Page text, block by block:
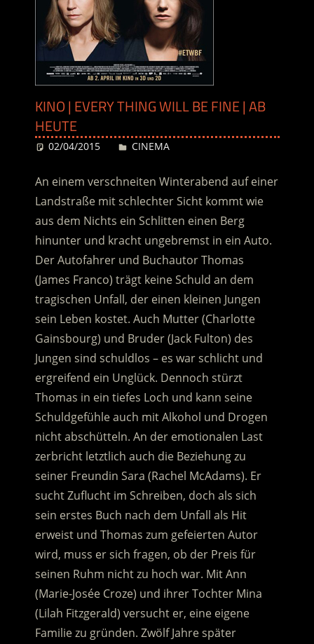
KINO | EVERY THING WILL BE FINE | AB
HEUTE
02/04/2015 Desiree
CINEMA
An einem verschneiten Winterabend auf einer
Landstraße mit schlechter Sicht kommt wie
aus dem Nichts ein Schlitten einen Berg
hinunter und kracht ungebremst in ein Auto.
Der Autofahrer und Buchautor Thomas
(James Franco) trägt keine Schuld an dem
tragischen Unfall, der einen kleinen Jungen
sein Leben kostet. Auch Mutter (Charlotte
Gainsbourg) und Bruder (Jack Fulton) des
Jungen sind schuldlos – es war schlicht und
ergreifend ein Unglück. Dennoch stürzt
Thomas in ein tiefes Loch und kann seine
Schuldgefühle auch mit Alkohol und Drogen
nicht abschütteln. An der emotionalen Last
zerbricht letztlich auch die Beziehung zu
seiner Freundin Sara (Rachel McAdams). Er
sucht Zuflucht im Schreiben, doch als sich
sein erstes Buch nach dem Unfall als Hit
erweist und Thomas zum gefeierten Autor
wird, muss er sich fragen, ob der Preis für
seinen Ruhm nicht zu hoch war. Mit Ann
(Marie-Josée Croze) und ihrer Tochter Mina
(Lilah Fitzgerald) versucht er, eine eigene
Familie zu gründen. Zwölf Jahre später